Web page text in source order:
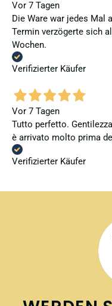
Vor 7 Tagen
Die Ware war jedes Mal
Termin verzögerte sich
Wochen.
Verifizierter Käufer
Vor 7 Tagen
Tutto perfetto.
è arrivato molto prima
Verifizierter Käufer